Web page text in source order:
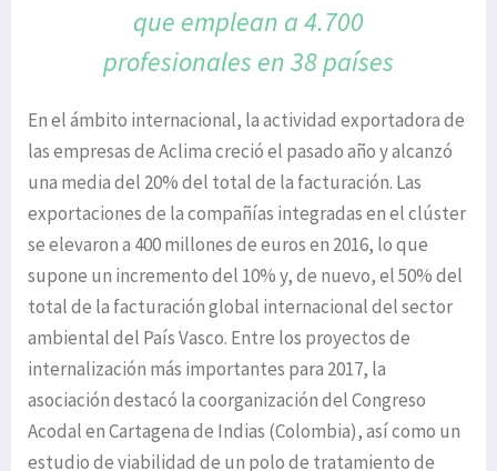
que emplean a 4.700
profesionales en 38 países
En el ámbito internacional, la actividad exportadora de
las empresas de Aclima creció el pasado año y alcanzó
una media del 20% del total de la facturación. Las
exportaciones de la compañías integradas en el clúster
se elevaron a 400 millones de euros en 2016, lo que
supone un incremento del 10% y, de nuevo, el 50% del
total de la facturación global internacional del sector
ambiental del País Vasco. Entre los proyectos de
internalización más importantes para 2017, la
asociación destacó la coorganización del Congreso
Acodal en Cartagena de Indias (Colombia), así como un
estudio de viabilidad de un polo de tratamiento de